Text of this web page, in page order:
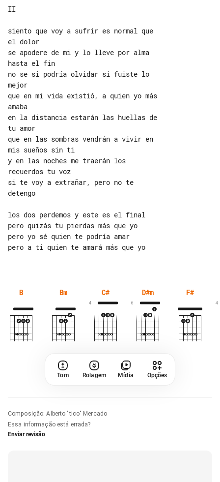
II
siento que voy a sufrir es normal que
el dolor
se apodere de mi y lo lleve por alma
hasta el fin
no se si podría olvidar si fuiste lo
mejor
que en mi vida existió, a quien yo más
amaba
en la distancia estarán las huellas de
tu amor
que en las sombras vendrán a vivir en
mis sueños sin ti
y en las noches me traerán los
recuerdos tu voz
si te voy a extrañar, pero no te
detengo
los dos perdemos y este es el final
pero quizás tu pierdas más que yo
pero yo sé quien te podría amar
pero a ti quien te amará más que yo
B Bm C#
4
D#m
6
F#
4
Tom Rolagem Mídia Opções
Composição:Alberto "tico" Mercado
Essa informação está errada?
Enviar revisão